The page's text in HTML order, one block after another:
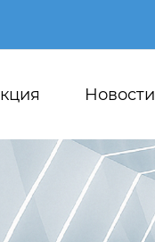
Новости